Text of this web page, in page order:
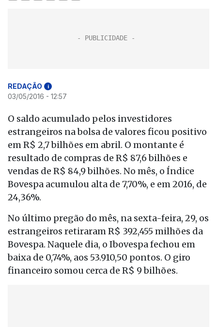
REDAÇÃO i
03/05/2016 - 12:57
O saldo acumulado pelos investidores
estrangeiros na bolsa de valores ficou positivo
em R$ 2,7 bilhões em abril. O montante é
resultado de compras de R$ 87,6 bilhões e
vendas de R$ 84,9 bilhões. No mês, o Índice
Bovespa acumulou alta de 7,70%, e em 2016, de
24,36%.
No último pregão do mês, na sexta-feira, 29, os
estrangeiros retiraram R$ 392,455 milhões da
Bovespa. Naquele dia, o Ibovespa fechou em
baixa de 0,74%, aos 53.910,50 pontos. O giro
financeiro somou cerca de R$ 9 bilhões.